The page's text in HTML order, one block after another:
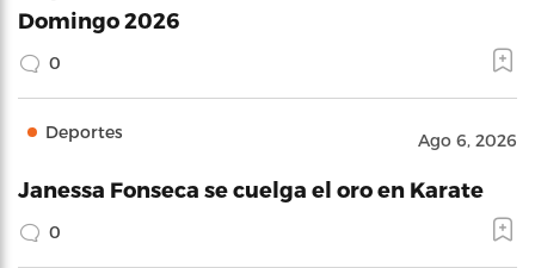
Domingo 2026
0
Deportes Ago 6, 2026
Janessa Fonseca se cuelga el oro en Karate
0